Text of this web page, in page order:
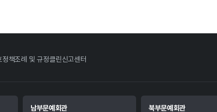
정책조례 및 규정클린신고센터
남부문예회관 북부문예회관